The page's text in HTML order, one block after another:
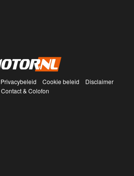
Privacybeleid Cookie beleid
Disclaimer
Contact & Colofon